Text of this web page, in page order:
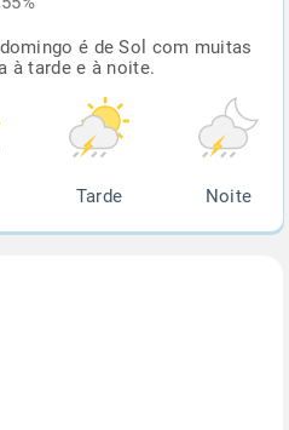
é de Sol com muitas
à tarde e à noite.
Tarde Noite